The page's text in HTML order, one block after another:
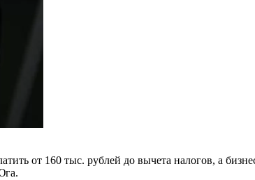
от 160 тыс. рублей до вычета налогов, а